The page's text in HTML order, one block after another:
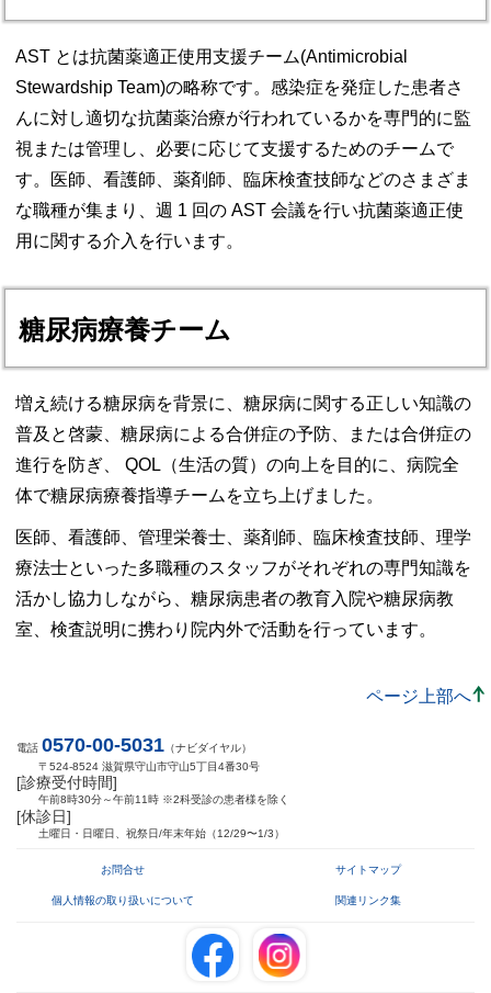
AST とは抗菌薬適正使用支援チーム(Antimicrobial
Stewardship Team)の略称です。感染症を発症した患者さ
んに対し適切な抗菌薬治療が行われているかを専門的に監
視または管理し、必要に応じて支援するためのチームで
す。医師、看護師、薬剤師、臨床検査技師などのさまざま
な職種が集まり、週 1 回の AST 会議を行い抗菌薬適正使
用に関する介入を行います。
糖尿病療養チーム
増え続ける糖尿病を背景に、糖尿病に関する正しい知識の
普及と啓蒙、糖尿病による合併症の予防、または合併症の
進行を防ぎ、 QOL（生活の質）の向上を目的に、病院全
体で糖尿病療養指導チームを立ち上げました。
医師、看護師、管理栄養士、薬剤師、臨床検査技師、理学
療法士といった多職種のスタッフがそれぞれの専門知識を
活かし協力しながら、糖尿病患者の教育入院や糖尿病教
室、検査説明に携わり院内外で活動を行っています。
ページ上部へ
電話 0570-00-5031 （ナビダイヤル）
〒524-8524 滋賀県守山市守山5丁目4番30号
[診療受付時間]
午前8時30分～午前11時 ※2科受診の患者様を除く
[休診日]
土曜日・日曜日、祝祭日/年末年始（12/29〜1/3）
お問合せ サイトマップ
個人情報の取り扱いについて 関連リンク集